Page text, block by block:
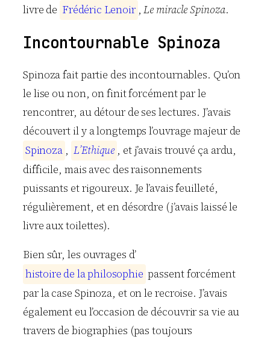
livre de Frédéric Lenoir ,Le miracle Spinoza.
Incontournable Spinoza
Spinoza fait partie des incontournables. Qu’on
le lise ou non, on finit forcément par le
rencontrer, au détour de ses lectures. J’avais
découvert il y a longtemps l’ouvrage majeur de
Spinoza , L’Ethique , et j’avais trouvé ça ardu,
difficile, mais avec des raisonnements
puissants et rigoureux. Je l’avais feuilleté,
régulièrement, et en désordre (j’avais laissé le
livre aux toilettes).
Bien sûr, les ouvrages d’
histoire de laphilosophie passent forcément
par la case Spinoza, et on le recroise. J’avais
également eu l’occasion de découvrir sa vie au
travers de biographies (pas toujours